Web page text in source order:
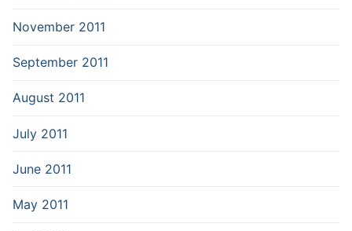
November 2011
September 2011
August 2011
July 2011
June 2011
May 2011